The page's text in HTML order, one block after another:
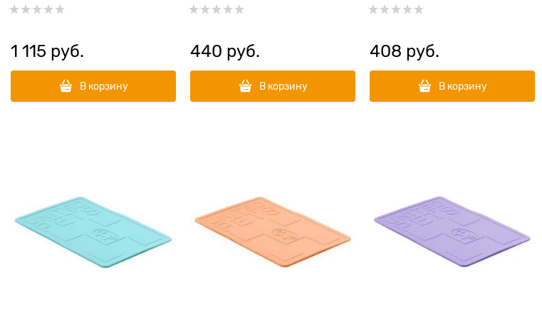
1 115 руб.
В корзину
440 руб.
В корзину
408 руб.
В корзину